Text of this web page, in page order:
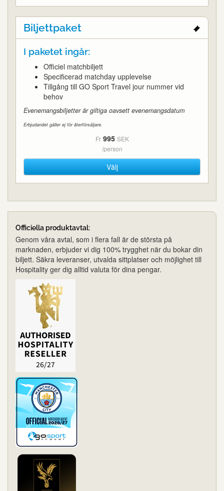
Biljettpaket
I paketet ingår:
Officiel matchbiljett
Specificerad matchday upplevelse
Tillgång till GO Sport Travel jour nummer vid
behov
Evenemangsbiljetter är giltiga oavsett evenemangsdatum
Erbjudandet gäller ej för återförsäljare.
Fr 995 SEK
/person
Välj
Officiella produktavtal:
Genom våra avtal, som i flera fall är de största på
marknaden, erbjuder vi dig 100% trygghet när du bokar din
biljett. Säkra leveranser, utvalda sittplatser och möjlighet till
Hospitality ger dig alltid valuta för dina pengar.